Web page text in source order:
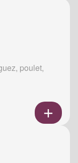
poulet,